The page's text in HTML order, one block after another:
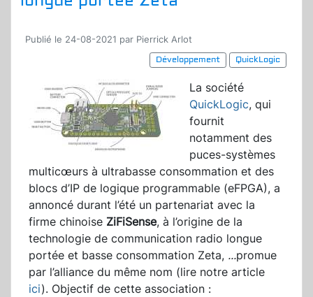
Publié le 24-08-2021 par Pierrick Arlot
Développement
QuickLogic
La société
QuickLogic, qui
fournit
notamment des
puces-systèmes
multicœurs à ultrabasse consommation et des
blocs d’IP de logique programmable (eFPGA), a
annoncé durant l’été un partenariat avec la
firme chinoise ZiFiSense, à l’origine de la
technologie de communication radio longue
portée et basse consommation Zeta, ...promue
par l’alliance du même nom (lire notre article
ici). Objectif de cette association :